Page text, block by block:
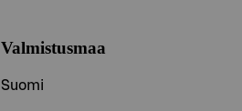
Valmistusmaa
Suomi